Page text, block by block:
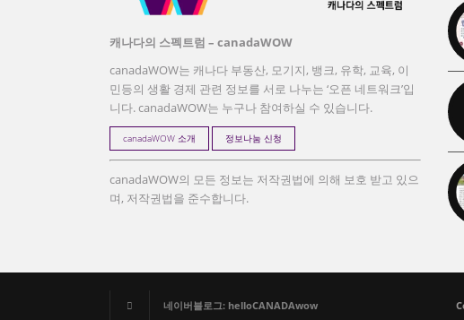
캐나다의 스펙트럼 – canadaWOW
canadaWOW는 캐나다 부동산, 모기지, 뱅크, 유학, 교육, 이
민등의 생활 경제 관련 정보를 서로 나누는 ‘오픈 네트워크’입
니다. canadaWOW는 누구나 참여하실 수 있습니다.
canadaWOW 소개 정보나눔 신청
canadaWOW의 모든 정보는 저작권법에 의해 보호 받고 있으
며, 저작권법을 준수합니다.
네이버블로그: helloCANADAwow